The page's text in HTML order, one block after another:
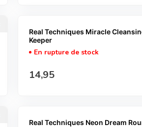
Real Techniques Miracle
Keeper
En rupture de stock
Prix normal
14,95
Real Techniques Neon Dream